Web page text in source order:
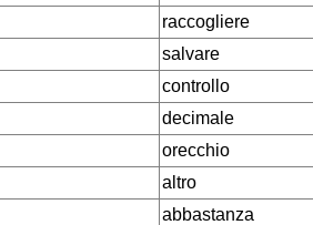
raccogliere
salvare
controllo
decimale
orecchio
altro
abbastanza